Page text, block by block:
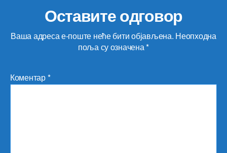
Оставите одговор
Ваша адреса е-поште неће бити објављена. Неопходна
поља су означена*
Коментар*